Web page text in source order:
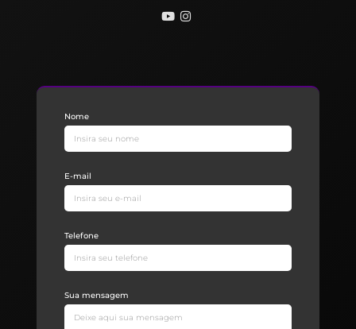
Nome
E-mail
Telefone
Sua mensagem